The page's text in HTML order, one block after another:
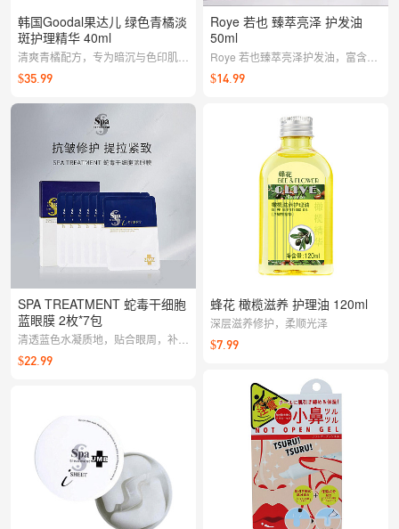
韩国Goodal果达儿 绿色青橘淡
斑护理精华 40ml
清爽青橘配方，专为暗沉与色印肌肤
护理打造，吸收快不黏腻，帮助肌肤
逐步焕亮匀净，呈现清透好气色。
$35.99
SPA TREATMENT 蛇毒干细胞
蓝眼膜 2枚*7包
清透蓝色水凝质地，贴合眼周，补水
舒缓、焕亮眼部状态，使用后眼周更
清爽柔嫩，为后续眼部护理打好基
$22.99
Roye 若也 臻萃亮泽 护发油
50ml
Roye 若也臻萃亮泽护发油，富含多
种植物精华，深层滋养秀发，令发丝
亮泽柔顺，适合各种发质。
$14.99
蜂花 橄榄滋养 护理油 120ml
深层滋养修护，柔顺光泽
$7.99